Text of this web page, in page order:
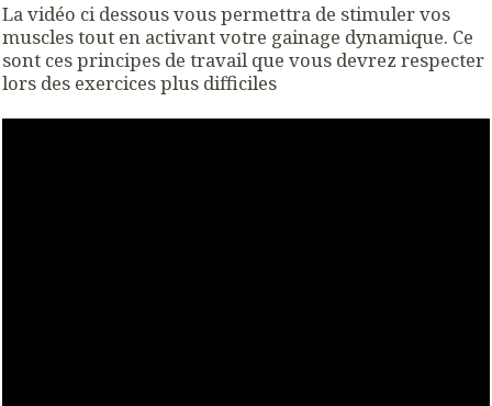
La vidéo ci dessous vous permettra de stimuler vos
muscles tout en activant votre gainage dynamique. Ce
sont ces principes de travail que vous devrez respecter
lors des exercices plus difficiles